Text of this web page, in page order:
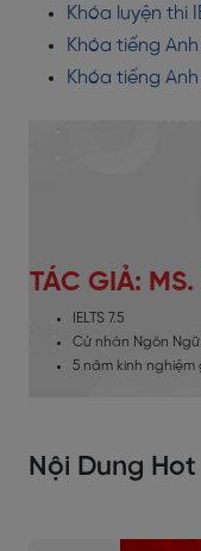
Khóa luyện thi
Khóa tiếng
Khóa tiếng
TÁC GIẢ: MS.
IELTS 7.5
Cử nhân Ngôn
5 năm kinh
Nội Dung Hot